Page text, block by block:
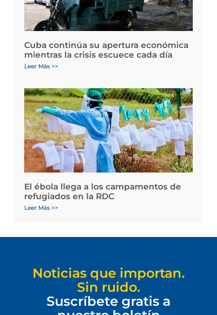
Cuba continúa su apertura económica
mientras la crisis escuece cada día
Leer Más >>
El ébola llega a los campamentos de
refugiados en la RDC
Leer Más >>
Noticias que importan.
Sin ruido.
Suscríbete gratis a